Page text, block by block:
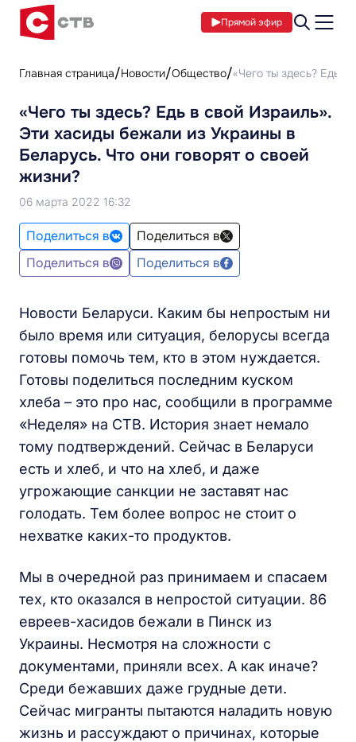
Прямой эфир
Главная страница Новости Общество «Чего ты здесь? Едь
«Чего ты здесь? Едь в свой Израиль».
Эти хасиды бежали из Украины в
Беларусь. Что они говорят о своей
жизни?
06 марта 2022 16:32
Поделиться в
Поделиться в
Поделиться в
Поделиться в
Новости Беларуси. Каким бы непростым ни
было время или ситуация, белорусы всегда
готовы помочь тем, кто в этом нуждается.
Готовы поделиться последним куском
хлеба – это про нас, сообщили в программе
«Неделя» на СТВ. История знает немало
тому подтверждений. Сейчас в Беларуси
есть и хлеб, и что на хлеб, и даже
угрожающие санкции не заставят нас
голодать. Тем более вопрос не стоит о
нехватке каких-то продуктов.
Мы в очередной раз принимаем и спасаем
тех, кто оказался в непростой ситуации. 86
евреев-хасидов бежали в Пинск из
Украины. Несмотря на сложности с
документами, приняли всех. А как иначе?
Среди бежавших даже грудные дети.
Сейчас мигранты пытаются наладить новую
жизнь и рассуждают о причинах, которые